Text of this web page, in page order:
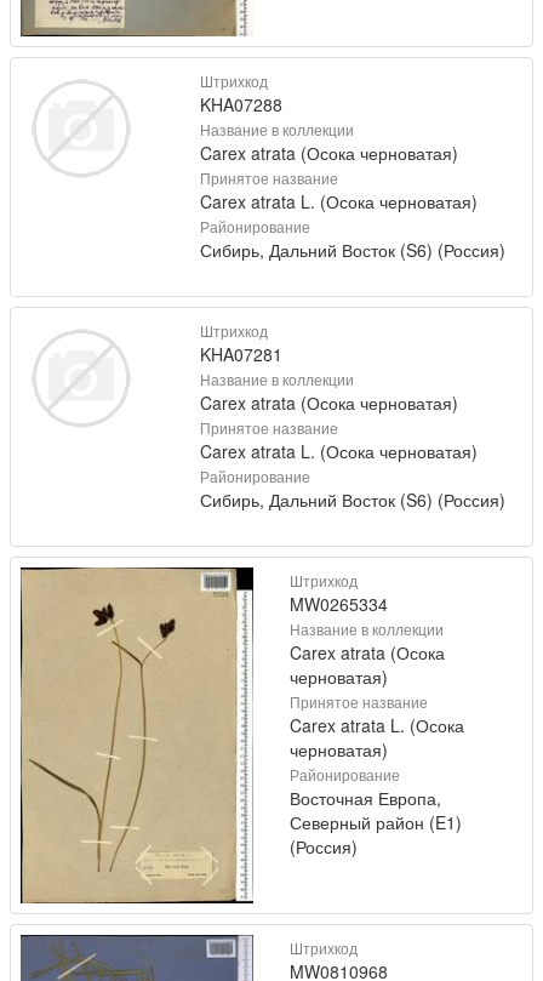
Штрихкод
KHA07288
Название в коллекции
Carex atrata (Осока черноватая)
Принятое название
Carex atrata L. (Осока черноватая)
Районирование
Сибирь, Дальний Восток (S6) (Россия)
Штрихкод
KHA07281
Название в коллекции
Carex atrata (Осока черноватая)
Принятое название
Carex atrata L. (Осока черноватая)
Районирование
Сибирь, Дальний Восток (S6) (Россия)
Штрихкод
MW0265334
Название в коллекции
Carex atrata (Осока
черноватая)
Принятое название
Carex atrata L. (Осока
черноватая)
Районирование
Восточная Европа,
Северный район (E1)
(Россия)
Штрихкод
MW0810968